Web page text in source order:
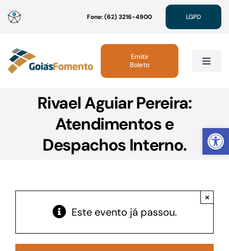
Abrir
para
conteúdo
Fone: (62) 3216-4900 LGPD
Toggle
Institucional
Linhas de Crédito
Acesso à Informação
Emitir
Boleto
Rivael Aguiar Pereira:
Atendimentos e
Despachos Interno.
Este evento já passou.
×